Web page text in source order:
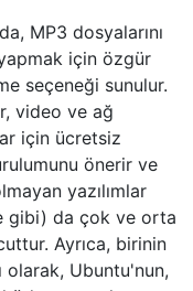
MP3 dosyalarını
için özgür
seçeneği sunulur.
video ve ağ
için ücretsiz
önerir ve
yazılımlar
gibi) da çok ve orta
Ayrıca, birinin
olarak, Ubuntu'nun,